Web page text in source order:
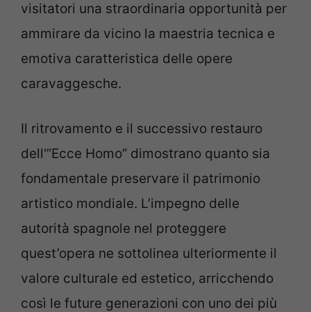
visitatori una straordinaria opportunità per
ammirare da vicino la maestria tecnica e
emotiva caratteristica delle opere
caravaggesche.
Il ritrovamento e il successivo restauro
dell'”Ecce Homo” dimostrano quanto sia
fondamentale preservare il patrimonio
artistico mondiale. L’impegno delle
autorità spagnole nel proteggere
quest’opera ne sottolinea ulteriormente il
valore culturale ed estetico, arricchendo
così le future generazioni con uno dei più